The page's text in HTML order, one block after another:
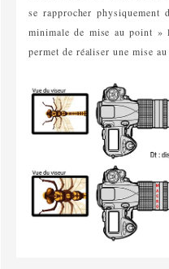
se rapprocher physiquement
minimale de mise au point »
permet de réaliser une mise